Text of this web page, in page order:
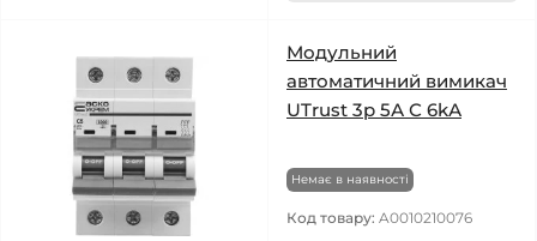
Модульний
автоматичний вимикач
UTrust 3р 5А С 6kА
Немає в наявності
Код товару: A0010210076